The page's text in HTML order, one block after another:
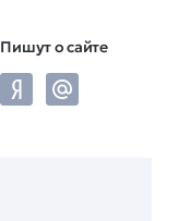
Пишут о сайте